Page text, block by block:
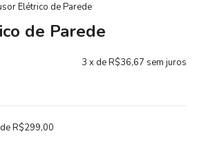
Elétrico de Parede
de Parede
3 x deR$36,67 sem juros
R$299,00